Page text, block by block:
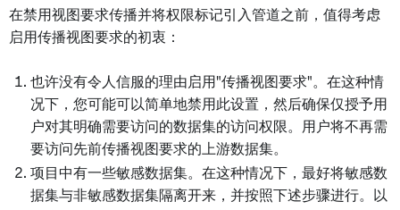
在禁用视图要求传播并将权限标记引入管道之前，值得考虑
启用传播视图要求的初衷：
也许没有令人信服的理由启用"传播视图要求"。在这种情
况下，您可能可以简单地禁用此设置，然后确保仅授予用
户对其明确需要访问的数据集的访问权限。用户将不再需
要访问先前传播视图要求的上游数据集。
项目中有一些敏感数据集。在这种情况下，最好将敏感数
据集与非敏感数据集隔离开来，并按照下述步骤进行。以